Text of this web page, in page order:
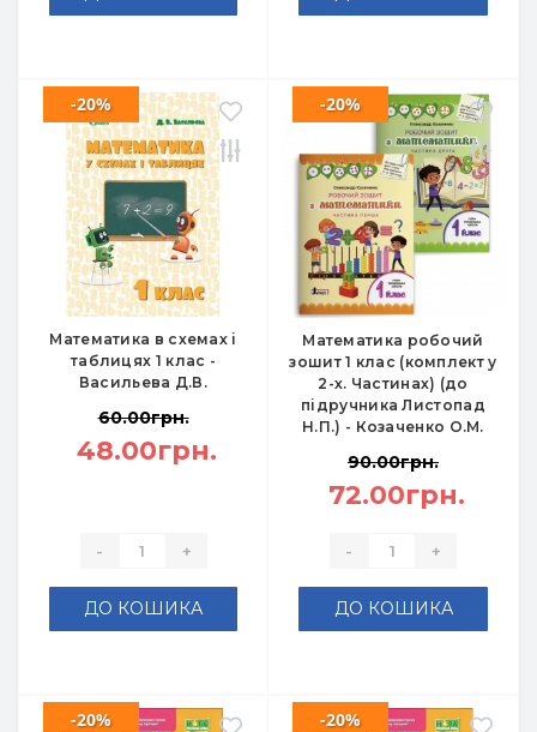
Математика в схемах і
таблицях 1 клас -
Васильева Д.В.
-20%
60.00грн.
48.00грн.
- +
ДО КОШИКА
Математика робочий
зошит 1 клас (комплект у
2-х. Частинах) (до
підручника Листопад
Н.П.) - Козаченко О.М.
-20%
90.00грн.
72.00грн.
- +
ДО КОШИКА
-20% -20%